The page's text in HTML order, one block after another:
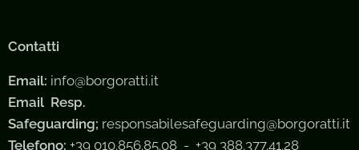
Contatti
Email: info@borgoratti.it
Email Resp.
Safeguarding; responsabilesafeguarding@borgoratti.it
Telefono: +39 010.856.85.08 - +39 388.377.41.28